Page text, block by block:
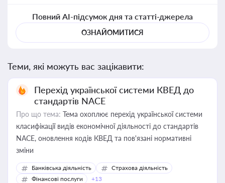
Повний AI-підсумок дня та статті-джерела
ОЗНАЙОМИТИСЯ
Теми, які можуть вас зацікавити:
Перехід української системи КВЕД до
стандартів NACE
Про що тема: Тема охоплює перехід української системи
класифікації видів економічної діяльності до стандартів
NACE, оновлення кодів КВЕД та пов'язані нормативні
зміни
Банківська діяльність
Страхова діяльність
Фінансові послуги
+13